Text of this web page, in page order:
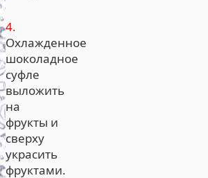
4.
Охлажденное
шоколадное
суфле
выложить
на
фрукты и
сверху
украсить
фруктами.